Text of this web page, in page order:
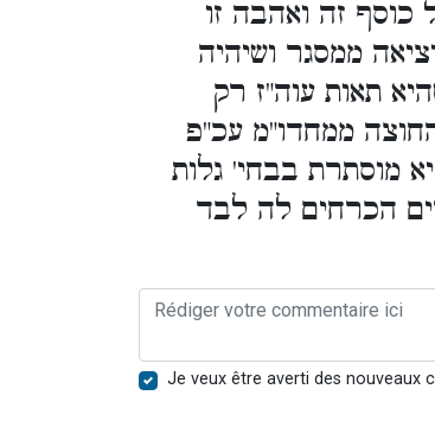
כוסף זה ואהבה זו
ממסגר ושיהיה
תאות עוה"ז רק
ממחדו"מ עכ"פ
מוסתרת בבחי' גלות
הכרחים לה לבד
Je veux être averti des nouveaux